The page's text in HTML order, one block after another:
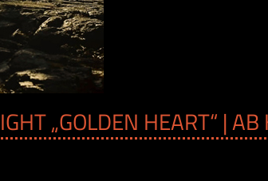
„GOLDEN HEART“ | AB